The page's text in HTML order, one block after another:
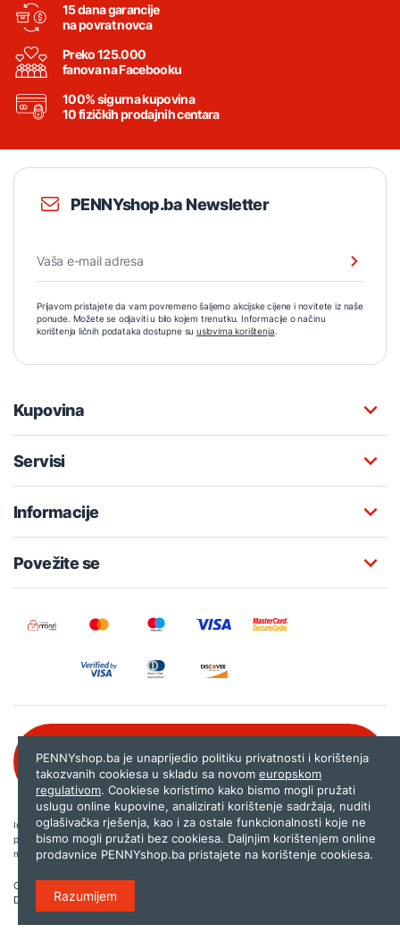
15 dana garancije
na povrat novca
Preko 125.000
fanova na Facebooku
100% sigurna kupovina
10 fizičkih prodajnih centara
PENNYshop.ba Newsletter
Prijavom pristajete da vam povremeno šaljemo akcijske cijene i novitete iz naše
ponude. Možete se odjaviti u bilo kojem trenutku. Informacije o načinu
korištenja ličnih podataka dostupne su uslovima korištenja.
Kupovina
Servisi
Informacije
Povežite se
080 020 261
Internet trgovina PENNYshop.ba nastoji objavljivati samo provjerene i pravilne
podatke. Ako na našoj stranici otkrijete neistinite, odnosno neadekvatne informacije,
molimo vas da nam to javite nashop@pennyplus.com .
Copyright © 2026.
Dizajn i programiranje:
PENNYshop.ba je unaprijedio politiku privatnosti i korištenja
takozvanih cookiesa u skladu sa novom europskom
regulativom. Cookiese koristimo kako bismo mogli pružati
uslugu online kupovine, analizirati korištenje sadržaja, nuditi
oglašivačka rješenja, kao i za ostale funkcionalnosti koje ne
bismo mogli pružati bez cookiesa. Daljnjim korištenjem online
prodavnice PENNYshop.ba pristajete na korištenje cookiesa.
Razumijem